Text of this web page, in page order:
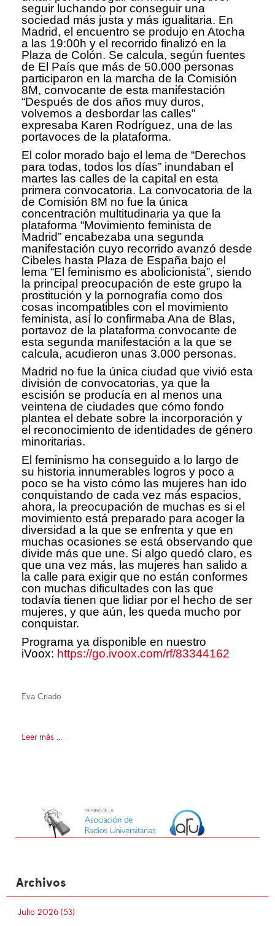
seguir luchando por conseguir una
sociedad más justa y más igualitaria. En
Madrid, el encuentro se produjo en Atocha
a las 19:00h y el recorrido finalizó en la
Plaza de Colón. Se calcula, según fuentes
de El País que más de 50.000 personas
participaron en la marcha de la Comisión
8M, convocante de esta manifestación
“Después de dos años muy duros,
volvemos a desbordar las calles”
expresaba Karen Rodríguez, una de las
portavoces de la plataforma.
El color morado bajo el lema de “Derechos
para todas, todos los días” inundaban el
martes las calles de la capital en esta
primera convocatoria. La convocatoria de la
de Comisión 8M no fue la única
concentración multitudinaria ya que la
plataforma “Movimiento feminista de
Madrid” encabezaba una segunda
manifestación cuyo recorrido avanzó desde
Cibeles hasta Plaza de España bajo el
lema “El feminismo es abolicionista”, siendo
la principal preocupación de este grupo la
prostitución y la pornografía como dos
cosas incompatibles con el movimiento
feminista, así lo confirmaba Ana de Blas,
portavoz de la plataforma convocante de
esta segunda manifestación a la que se
calcula, acudieron unas 3.000 personas.
Madrid no fue la única ciudad que vivió esta
división de convocatorias, ya que la
escisión se producía en al menos una
veintena de ciudades que cómo fondo
plantea el debate sobre la incorporación y
el reconocimiento de identidades de género
minoritarias.
El feminismo ha conseguido a lo largo de
su historia innumerables logros y poco a
poco se ha visto cómo las mujeres han ido
conquistando de cada vez más espacios,
ahora, la preocupación de muchas es si el
movimiento está preparado para acoger la
diversidad a la que se enfrenta y que en
muchas ocasiones se está observando que
divide más que une. Si algo quedó claro, es
que una vez más, las mujeres han salido a
la calle para exigir que no están conformes
con muchas dificultades con las que
todavía tienen que lidiar por el hecho de ser
mujeres, y que aún, les queda mucho por
conquistar.
Programa ya disponible en nuestro
iVoox: https://go.ivoox.com/rf/83344162
Eva Criado
Leer más ...
Archivos
Julio 2026 (53)